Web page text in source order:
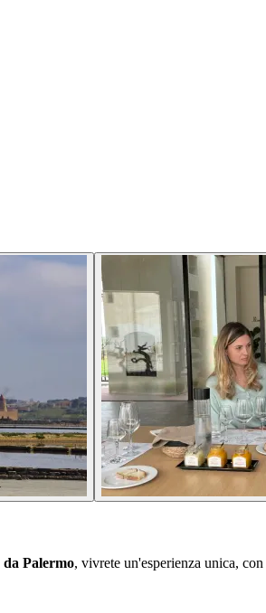
da Palermo, vivrete un'esperienza unica, con